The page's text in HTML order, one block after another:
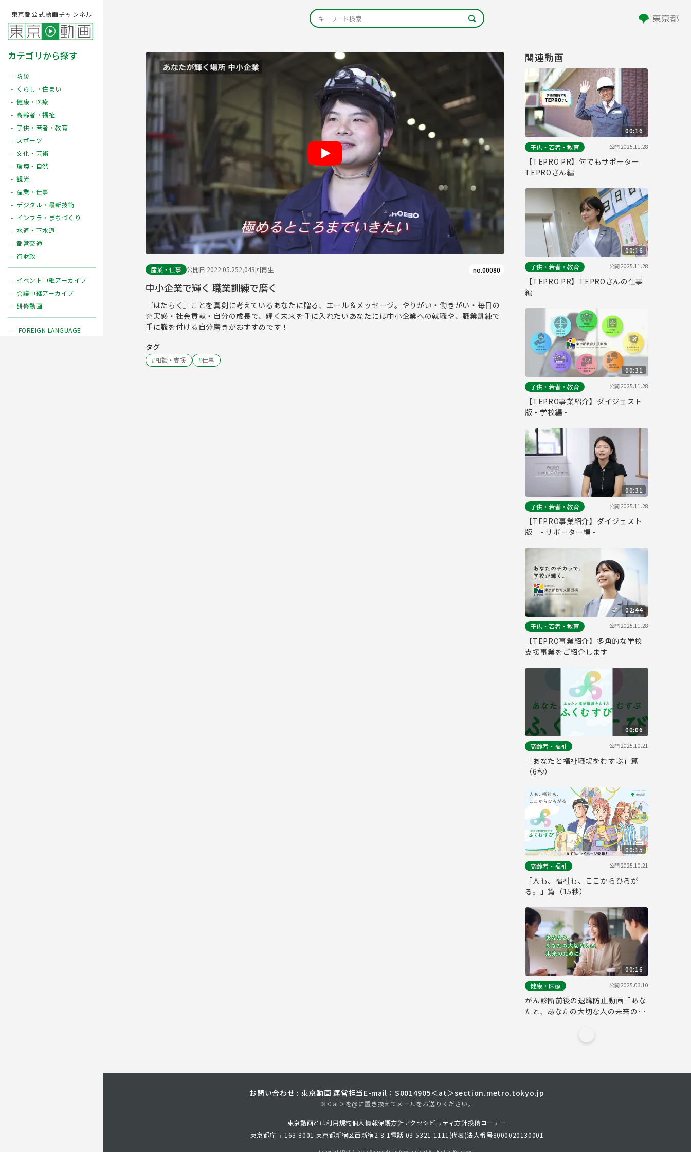
東京都公式動画チャンネル
カテゴリから探す
防災
くらし・住まい
健康・医療
高齢者・福祉
子供・若者・教育
スポーツ
文化・芸術
環境・自然
観光
産業・仕事
デジタル・最新技術
インフラ・まちづくり
水道・下水道
都営交通
行財政
イベント中継アーカイブ
会議中継アーカイブ
研修動画
FOREIGN LANGUAGE
Play
産業・仕事 公開日 2022.05.252,043回再生 no.00080
中小企業で輝く 職業訓練で磨く
『はたらく』ことを真剣に考えているあなたに贈る、エール＆メッセージ。やりがい・働きがい・毎日の
充実感・社会貢献・自分の成長で、輝く未来を手に入れたいあなたには中小企業への就職や、職業訓練で
手に職を付ける自分磨きがおすすめです！
タグ
#相談・支援 #仕事
関連動画
00:16
子供・若者・教育
公開2025.11.28
【TEPRO PR】何でもサポーター
TEPROさん編
00:16
子供・若者・教育
公開2025.11.28
【TEPRO PR】TEPROさんの仕事
編
00:31
子供・若者・教育
公開2025.11.28
【TEPRO事業紹介】ダイジェスト
版 - 学校編 -
00:31
子供・若者・教育
公開2025.11.28
【TEPRO事業紹介】ダイジェスト
版 - サポーター編 -
02:44
子供・若者・教育
公開2025.11.28
【TEPRO事業紹介】多角的な学校
支援事業をご紹介します
00:06
高齢者・福祉
公開2025.10.21
「あなたと福祉職場をむすぶ」篇
（6秒）
00:15
高齢者・福祉
公開2025.10.21
「人も、福祉も、ここからひろが
る。」篇（15秒）
00:16
健康・医療
公開2025.03.10
がん診断前後の退職防止動画「あな
たと、あなたの大切な人の未来のた
お問い合わせ : 東京動画 運営担当 E-mail：S0014905＜at＞section.metro.tokyo.jp
※＜at＞を@に置き換えてメールをお送りください。
東京動画とは利用規約個人情報保護方針アクセシビリティ方針投稿コーナー
東京都庁 〒163-8001 東京都新宿区西新宿2-8-1 電話 03-5321-1111(代表)法人番号8000020130001